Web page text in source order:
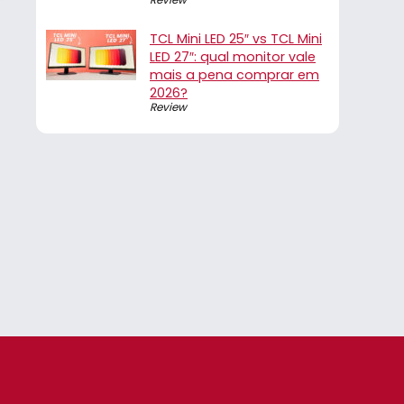
TCL Mini LED 25″ vs TCL Mini
LED 27″: qual monitor vale
mais a pena comprar em
2026?
Review